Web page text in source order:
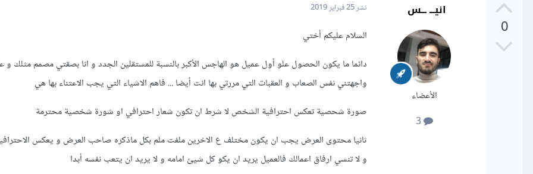
0
انيـــ ـــس
الأعضاء
3
نشر25 فبراير 2019
السلام عليكم أختي
دائما ما يكون الحصول علو أول عميل هو الهاجس الأكبر بالنسبة للمستقلين الجدد و انا بصقتي مصمم مثلك و
واجهتني نفس الصعاب و العقبات التي مررتي بها انت أيضا ... فاهم الاشياء التي يجب الاعتناء بها هي
صورة شحصية تعكس احترافية الشخص لا شرط ان تكون شعار احترافي او شورة شخصية محترمة
ثانيا محتوى العرض يجب ان يكون مختلف ع الاخرين ملفت ملم بكل ماذكره صاحب العرض و يعكس
و لا تنسي ارفاق اعمالك فالعميل يريد ان يكو كل شيئ امامه و لا يريد ان يتعب نفسه أبدا